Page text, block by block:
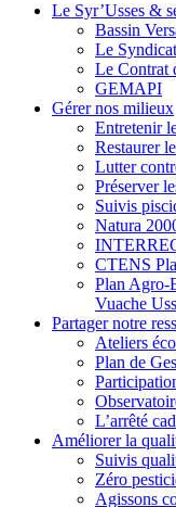
Le Syr’Usses &
Bassin
Le Syndicat
Le Contrat
GEMAPI
Gérernos milieux
Entretenir
Restaurer
Lutter
Préserver
Suivis
Natura
CTENS
Plan Agro-
Vuache
Partagernotre
Ateliers
Plan de
L’arrêté
Améliorerla
Suivis
Zéro
Agissons